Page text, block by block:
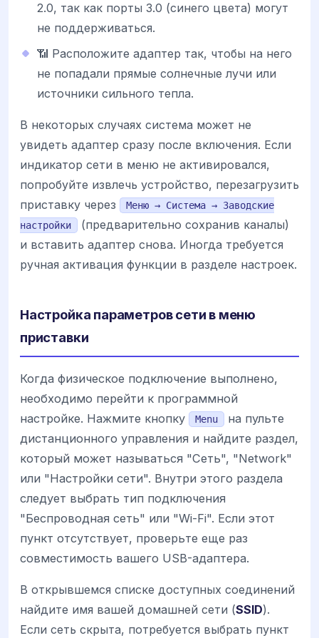
2.0, так как порты 3.0 (синего цвета) могут
не поддерживаться.
📶 Расположите адаптер так, чтобы на него
не попадали прямые солнечные лучи или
источники сильного тепла.
В некоторых случаях система может не
увидеть адаптер сразу после включения. Если
индикатор сети в меню не активировался,
попробуйте извлечь устройство, перезагрузить
приставку через
Меню → Система → Заводские
настройки
(предварительно сохранив каналы)
и вставить адаптер снова. Иногда требуется
ручная активация функции в разделе настроек.
Настройка параметров сети в меню
приставки
Когда физическое подключение выполнено,
необходимо перейти к программной
настройке. Нажмите кнопку
Menu
на пульте
дистанционного управления и найдите раздел,
который может называться "Сеть", "Network"
или "Настройки сети". Внутри этого раздела
следует выбрать тип подключения
"Беспроводная сеть" или "Wi-Fi". Если этот
пункт отсутствует, проверьте еще раз
совместимость вашего USB-адаптера.
В открывшемся списке доступных соединений
найдите имя вашей домашней сети (SSID).
Если сеть скрыта, потребуется выбрать пункт